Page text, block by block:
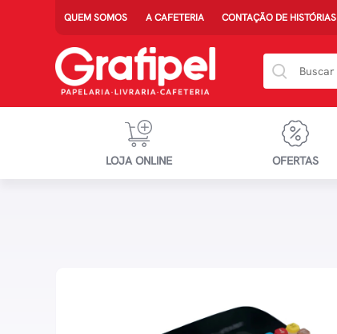
QUEM SOMOS A CAFETERIA CONTAÇÃO DE HISTÓRIAS
LOJA ONLINE OFERTAS